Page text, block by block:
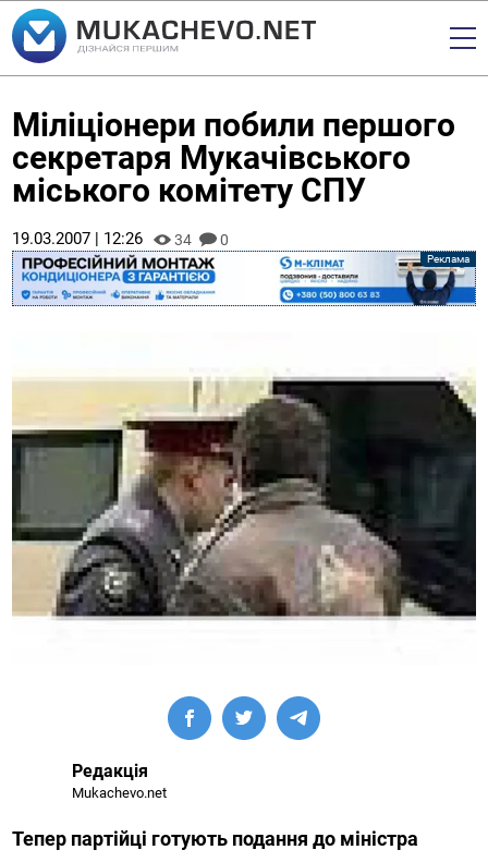
Міліціонери побили першого
секретаря Мукачівського
міського комітету СПУ
19.03.2007 | 12:26 34 0
Редакція
Mukachevo.net
Тепер партійці готують подання до міністра